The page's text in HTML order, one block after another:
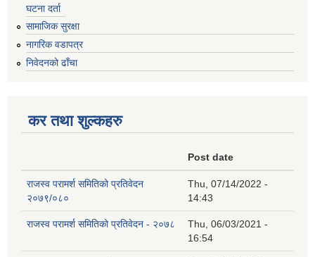
घटना दर्ता
सामाजिक सुरक्षा
नागरिक वडापत्र
निवेदनको ढाँचा
कर तथा शुल्कहरु
Post date
राजस्व परामर्श समितिको प्रतिवेदन
२०७९/०८०
Thu, 07/14/2022 -
14:43
राजस्व परामर्श समितिको प्रतिवेदन - २०७८
Thu, 06/03/2021 -
16:54